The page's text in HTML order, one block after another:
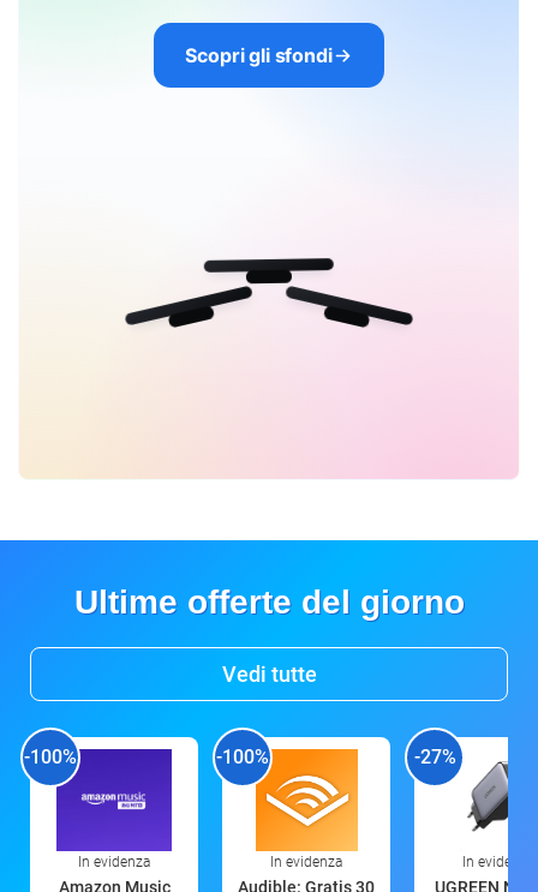
Scopri gli sfondi
Ultime offerte del giorno
Vedi tutte
-100%
In evidenza
Amazon Music
-100%
In evidenza
Audible: Gratis 30
-27%
In evidenza
UGREEN